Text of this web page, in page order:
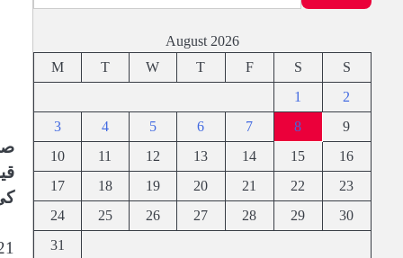
August 2026
M
T W T F S
S
1
2
3
4 5 6 7 8
9
10
11 12 13 14 15
16
17
18 19 20 21 22
23
24
25 26 27 28 29
30
31